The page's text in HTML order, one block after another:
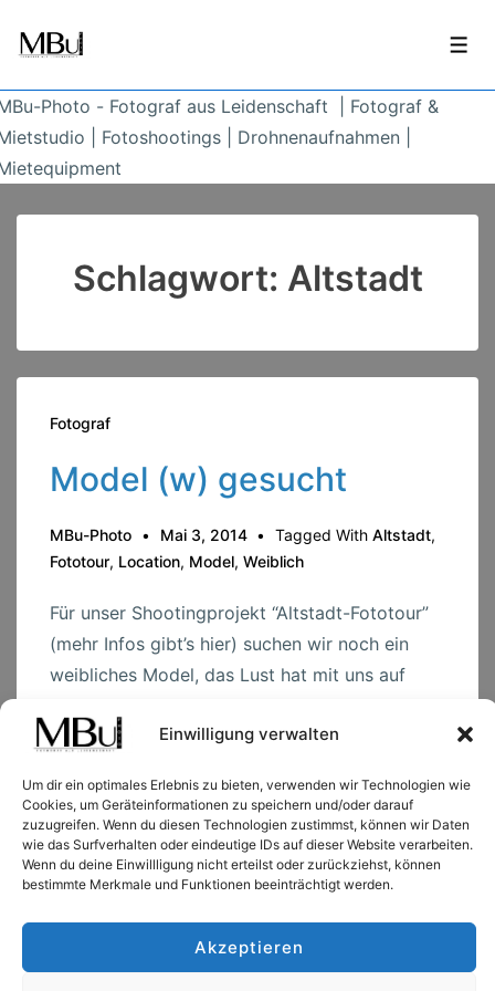
Einwilligung verwalten
Um dir ein optimales Erlebnis zu bieten, verwenden wir Technologien wie
Cookies, um Geräteinformationen zu speichern und/oder darauf
zuzugreifen. Wenn du diesen Technologien zustimmst, können wir Daten
wie das Surfverhalten oder eindeutige IDs auf dieser Website verarbeiten.
Wenn du deine Einwillligung nicht erteilst oder zurückziehst, können
bestimmte Merkmale und Funktionen beeinträchtigt werden.
Akzeptieren
Zum
Photo - Fotograf aus Leidenschaft | Fotograf &
| Fotoshootings | Drohnenaufnahmen |
Schlagwort: Altstadt
Fotograf
Model (w) gesucht
MBu-Photo Mai 3, 2014 Tagged WithAltstadt,
Fototour, Location, Model, Weiblich
Für unser Shootingprojekt “Altstadt-Fototour”
(mehr Infos gibt’s hier) suchen wir noch ein
weibliches Model, das Lust hat mit uns auf
3 Fotografen und 2 Modellen. Ein solches
Model
(w)
gesucht
Read more →